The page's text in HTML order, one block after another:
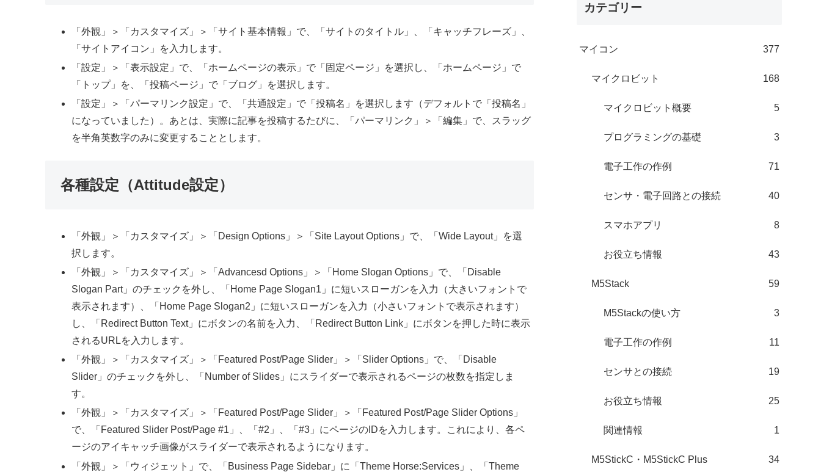
「外観」＞「カスタマイズ」＞「サイト基本情報」で、「サイトのタイトル」、「キャッチフレーズ」、
「サイトアイコン」を入力します。
「設定」＞「表示設定」で、「ホームページの表示」で「固定ページ」を選択し、「ホームページ」で
「トップ」を、「投稿ページ」で「ブログ」を選択します。
「設定」＞「パーマリンク設定」で、「共通設定」で「投稿名」を選択します（デフォルトで「投稿名」
になっていました）。あとは、実際に記事を投稿するたびに、「パーマリンク」＞「編集」で、スラッグ
を半角英数字のみに変更することとします。
各種設定（Attitude設定）
「外観」＞「カスタマイズ」＞「Design Options」＞「Site Layout Options」で、「Wide Layout」を選
択します。
「外観」＞「カスタマイズ」＞「Advancesd Options」＞「Home Slogan Options」で、「Disable
Slogan Part」のチェックを外し、「Home Page Slogan1」に短いスローガンを入力（大きいフォントで
表示されます）、「Home Page Slogan2」に短いスローガンを入力（小さいフォントで表示されます）
し、「Redirect Button Text」にボタンの名前を入力、「Redirect Button Link」にボタンを押した時に表示
されるURLを入力します。
「外観」＞「カスタマイズ」＞「Featured Post/Page Slider」＞「Slider Options」で、「Disable
Slider」のチェックを外し、「Number of Slides」にスライダーで表示されるページの枚数を指定しま
す。
「外観」＞「カスタマイズ」＞「Featured Post/Page Slider」＞「Featured Post/Page Slider Options」
で、「Featured Slider Post/Page #1」、「#2」、「#3」にページのIDを入力します。これにより、各ペ
ージのアイキャッチ画像がスライダーで表示されるようになります。
「外観」＞「ウィジェット」で、「Business Page Sidebar」に「Theme Horse:Services」、「Theme
カテゴリー
マイコン 377
マイクロビット 168
マイクロビット概要 5
プログラミングの基礎 3
電子工作の作例 71
センサ・電子回路との接続 40
スマホアプリ 8
お役立ち情報 43
M5Stack 59
M5Stackの使い方 3
電子工作の作例 11
センサとの接続 19
お役立ち情報 25
関連情報 1
M5StickC・M5StickC Plus 34